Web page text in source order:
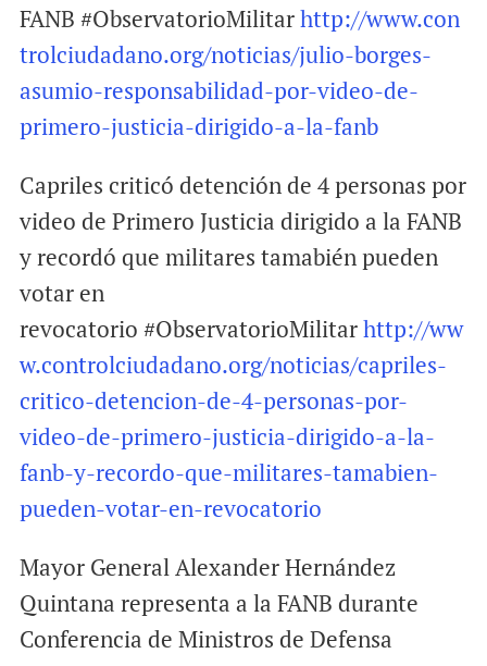
FANB #ObservatorioMilitarhttp://www.con
trolciudadano.org/noticias/julio-borges-
asumio-responsabilidad-por-video-de-
primero-justicia-dirigido-a-la-fanb
Capriles criticó detención de 4 personas por
video de Primero Justicia dirigido a la FANB
y recordó que militares tamabién pueden
votar en
revocatorio #ObservatorioMilitarhttp://ww
w.controlciudadano.org/noticias/capriles-
critico-detencion-de-4-personas-por-
video-de-primero-justicia-dirigido-a-la-
fanb-y-recordo-que-militares-tamabien-
pueden-votar-en-revocatorio
Mayor General Alexander Hernández
Quintana representa a la FANB durante
Conferencia de Ministros de Defensa